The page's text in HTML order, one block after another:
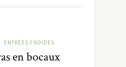
ENTRÉES FROIDES
en bocaux